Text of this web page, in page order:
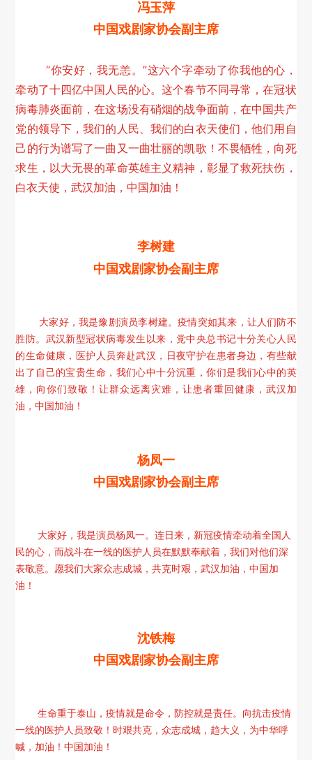
冯玉萍
中国戏剧家协会副主席
“你安好，我无恙。”这六个字牵动了你我他的心，
牵动了十四亿中国人民的心。这个春节不同寻常，在冠状
病毒肺炎面前，在这场没有硝烟的战争面前，在中国共产
党的领导下，我们的人民、我们的白衣天使们，他们用自
己的行为谱写了一曲又一曲壮丽的凯歌！不畏牺牲，向死
求生，以大无畏的革命英雄主义精神，彰显了救死扶伤，
白衣天使，武汉加油，中国加油！
李树建
中国戏剧家协会副主席
大家好，我是豫剧演员李树建。疫情突如其来，让人们防不
胜防。武汉新型冠状病毒发生以来，党中央总书记十分关心人民
的生命健康，医护人员奔赴武汉，日夜守护在患者身边，有些献
出了自己的宝贵生命，我们心中十分沉重，你们是我们心中的英
雄，向你们致敬！让群众远离灾难，让患者重回健康，武汉加
油，中国加油！
杨凤一
中国戏剧家协会副主席
大家好，我是演员杨凤一。连日来，新冠疫情牵动着全国人
民的心，而战斗在一线的医护人员在默默奉献着，我们对他们深
表敬意。愿我们大家众志成城，共克时艰，武汉加油，中国加
油！
沈铁梅
中国戏剧家协会副主席
生命重于泰山，疫情就是命令，防控就是责任。向抗击疫情
一线的医护人员致敬！时艰共克，众志成城，趋大义，为中华呼
喊，加油！中国加油！